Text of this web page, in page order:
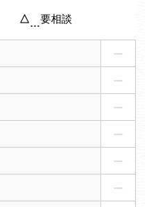
△ 要相談